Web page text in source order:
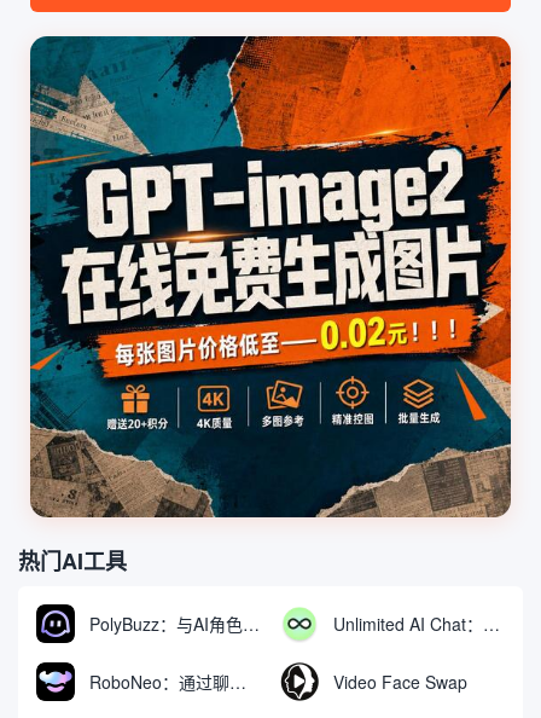
热门AI工具
PolyBuzz：与AI角色互动的免费聊天与角色扮演平台 Unlimited AI Chat：免费无限制的AI聊天工具
RoboNeo：通过聊天生成和编辑视频与图像的AI工具 Video Face Swap